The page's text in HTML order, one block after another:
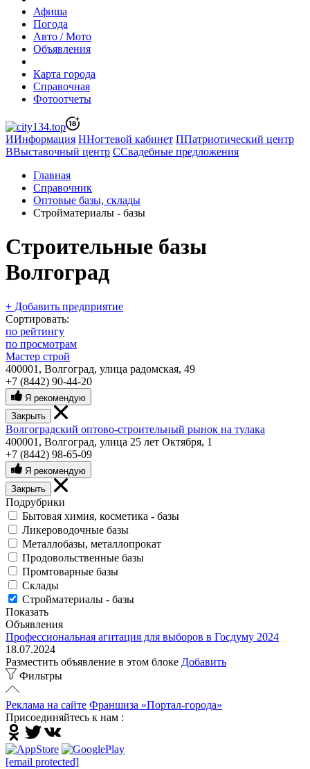
Афиша
Погода
Авто / Мото
Объявления
Карта города
Справочная
Фотоотчеты
ИИнформация ННогтевой кабинет ППатриотический центр
ВВыставочный центр ССвадебные предложения
Главная
Справочник
Оптовые базы, склады
Стройматериалы - базы
Строительные базы
Волгоград
+ Добавить предприятие
Сортировать:
по рейтингу
по просмотрам
Мастер строй
400001, Волгоград, улица радомская, 49
+7 (8442) 90-44-20
Я рекомендую
Закрыть
Волгоградский оптово-строительный рынок на тулака
400001, Волгоград, улица 25 лет Октября, 1
+7 (8442) 98-65-09
Я рекомендую
Закрыть
Подрубрики
Бытовая химия, косметика - базы
Ликероводочные базы
Металлобазы, металлопрокат
Продовольственные базы
Промтоварные базы
Склады
Стройматериалы - базы
Показать
Объявления
Профессиональная агитация для выборов в Госдуму 2024
18.07.2024
Разместить объявление в этом блоке Добавить
Фильтры
Реклама на сайте Франшиза «Портал-города»
Присоединяйтесь к нам :
[email protected]